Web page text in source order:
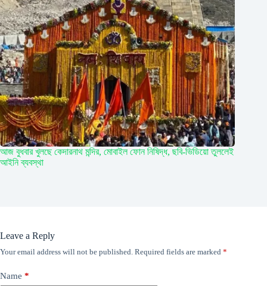
আজ বুধবার খুলছে কেদারনাথ মন্দির, মোবাইল ফোন নিষিদ্ধ, ছবি-ভিডিয়ো তুললেই
আইনি ব্যবস্থা
Leave a Reply
Your email address will not be published. Required fields are marked *
Name *